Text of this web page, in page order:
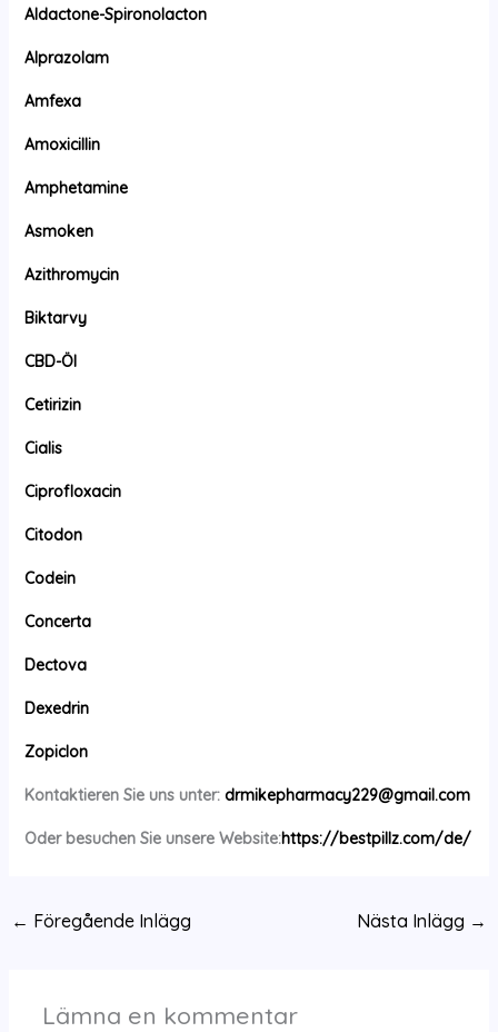
Aldactone-Spironolacton
Alprazolam
Amfexa
Amoxicillin
Amphetamine
Asmoken
Azithromycin
Biktarvy
CBD-Öl
Cetirizin
Cialis
Ciprofloxacin
Citodon
Codein
Concerta
Dectova
Dexedrin
Zopiclon
Kontaktieren Sie uns unter: drmikepharmacy229@gmail.com
Oder besuchen Sie unsere Website:https://bestpillz.com/de/
← Föregående Inlägg Nästa Inlägg →
Lämna en kommentar